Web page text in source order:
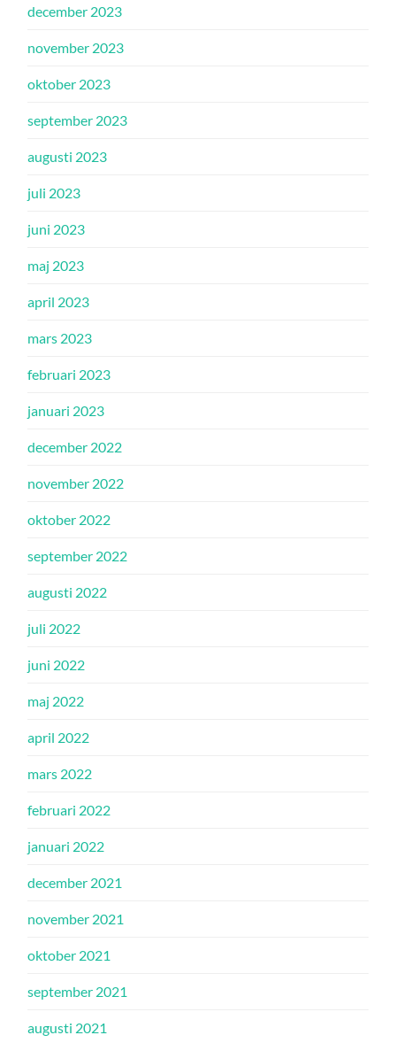
december 2023
november 2023
oktober 2023
september 2023
augusti 2023
juli 2023
juni 2023
maj 2023
april 2023
mars 2023
februari 2023
januari 2023
december 2022
november 2022
oktober 2022
september 2022
augusti 2022
juli 2022
juni 2022
maj 2022
april 2022
mars 2022
februari 2022
januari 2022
december 2021
november 2021
oktober 2021
september 2021
augusti 2021